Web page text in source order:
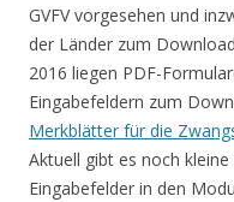
GVFV vorgesehen und
der Länder zum
2016 liegen PDF-
Eingabefeldern zum
Merkblätter für die
Aktuell gibt es noch
Eingabefelder in den